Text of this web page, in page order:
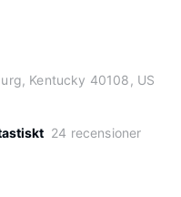
Kentucky 40108, US
24 recensioner